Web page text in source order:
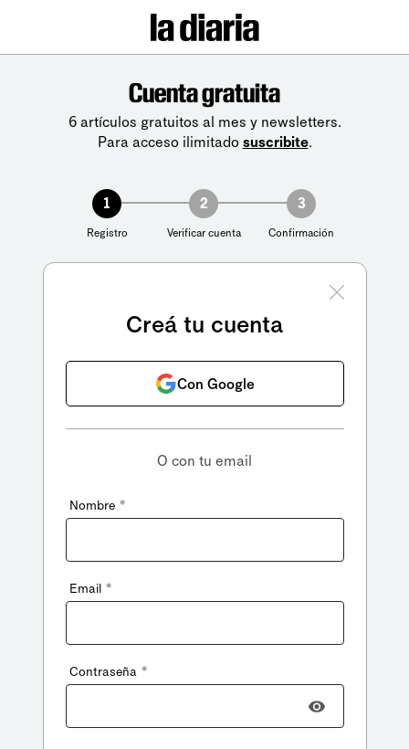
Cuenta gratuita
6 artículos gratuitos al mes y newsletters.
Para acceso ilimitado suscribite.
1
Registro
2
Verificar cuenta
3
Confirmación
Creá tu cuenta
Con Google
O con tu email
Nombre *
Email *
Contraseña *